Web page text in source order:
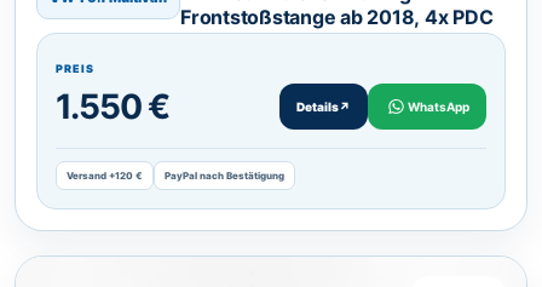
Frontstoßstange ab 2018, 4x PDC
PREIS
1.550 € Details↗ WhatsApp
Versand +120 € PayPal nach Bestätigung